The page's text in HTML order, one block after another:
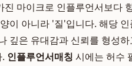
마이크로 인플루언서보다
이 아니라 '질'입니다. 해당
깊은 유대감과 신뢰를 형성
인플루언서매칭 시에는 허수